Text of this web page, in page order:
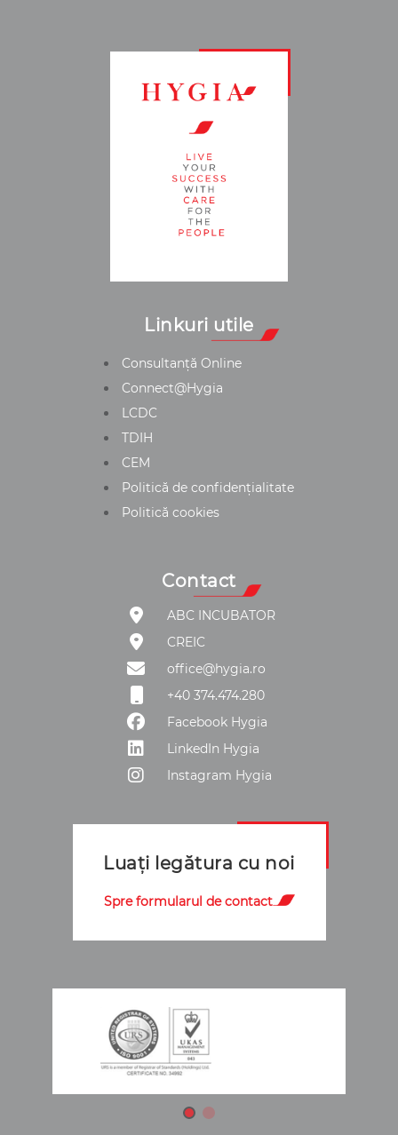
Linkuri utile
Consultanță Online
Connect@Hygia
LCDC
TDIH
CEM
Politică de confidențialitate
Politică cookies
Contact
ABC INCUBATOR
CREIC
office@hygia.ro
+40 374.474.280
Facebook Hygia
LinkedIn Hygia
Instagram Hygia
Luați legătura cu noi
Spre formularul de contact